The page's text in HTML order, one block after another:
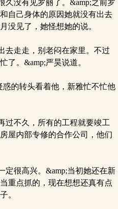
没有见罗丽了。&amp;之前罗
自己身体的原因她就没有出去
没见了，她怪想她的说。
去走走，别老闷在家里。不过
了。&amp;严昊说道。
的转头看着他，新雅忙不忙他
过不久，所有的工程就要竣工
屋内部专修的合作公司，他们
很高兴。&amp;当初她还在新
重点抓的，现在想想还真有点
。